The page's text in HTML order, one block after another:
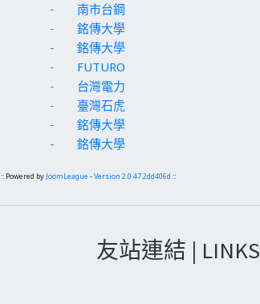
- 南市台鋼
- 銘傳大學
- 銘傳大學
- FUTURO
- 台灣電力
- 臺灣石虎
- 銘傳大學
- 銘傳大學
:: Powered by JoomLeague -Version 2.0.47.2dd406d ::
友站連結 | LINKS